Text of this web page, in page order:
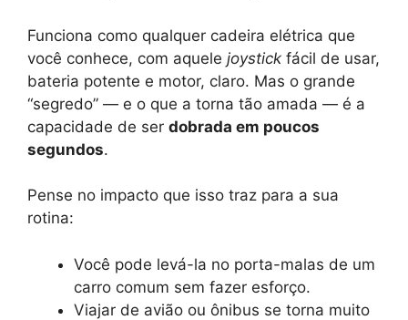
Funciona como qualquer cadeira elétrica que
você conhece, com aquele joystick fácil de usar,
bateria potente e motor, claro. Mas o grande
“segredo” — e o que a torna tão amada — é a
capacidade de ser dobrada em poucos
segundos.
Pense no impacto que isso traz para a sua
rotina:
Você pode levá-la no porta-malas de um
carro comum sem fazer esforço.
Viajar de avião ou ônibus se torna muito